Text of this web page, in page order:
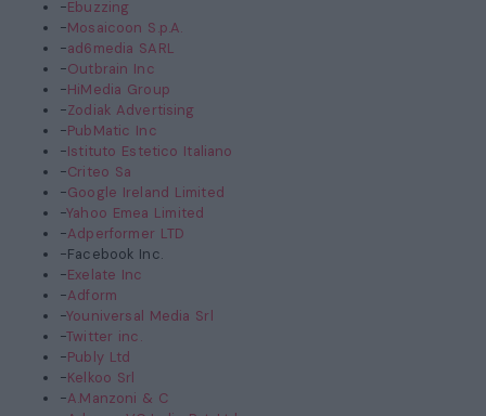
-Ebuzzing
-Mosaicoon S.p.A.
-ad6media SARL
-Outbrain Inc
-HiMedia Group
-Zodiak Advertising
-PubMatic Inc
-Istituto Estetico Italiano
-Criteo Sa
-Google Ireland Limited
-Yahoo Emea Limited
-Adperformer LTD
-Facebook Inc.
-Exelate Inc
-Adform
-Youniversal Media Srl
-Twitter inc.
-Publy Ltd
-Kelkoo Srl
-A.Manzoni & C